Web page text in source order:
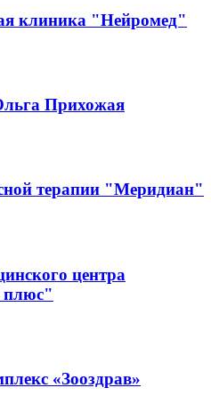
клиника "Нейромед"
Прихожая
терапии "Меридиан"
центра
плюс"
«Зооздрав»